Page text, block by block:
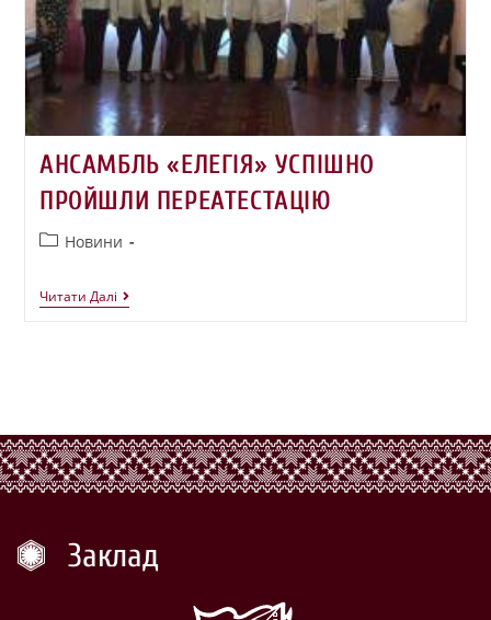
АНСАМБЛЬ «ЕЛЕГІЯ» УСПІШНО
ПРОЙШЛИ ПЕРЕАТЕСТАЦІЮ
Новини
Читати Далі
Заклад